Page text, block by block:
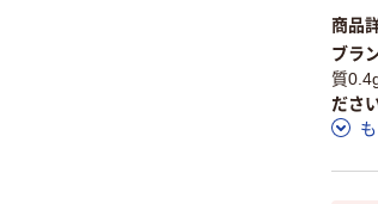
商品
ブラ
質
ださ